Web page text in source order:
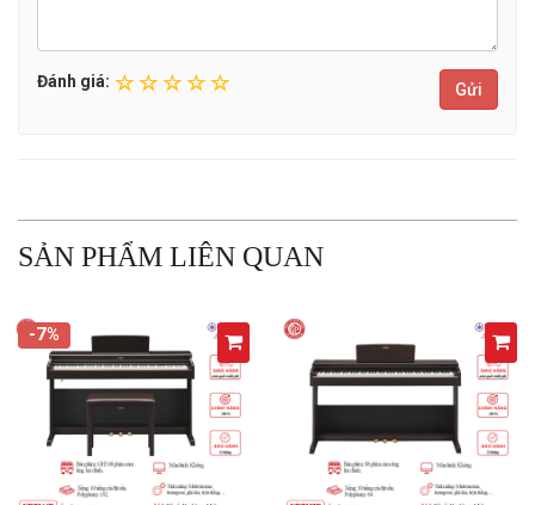
Đánh giá: Gửi
SẢN PHẨM LIÊN QUAN
-7%